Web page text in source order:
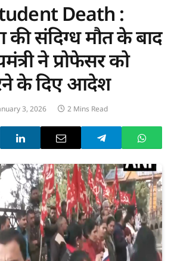
Death :
की संदिग्ध मौत के बाद
ने प्रोफेसर को
के दिए आदेश
3, 2026 2 Mins Read